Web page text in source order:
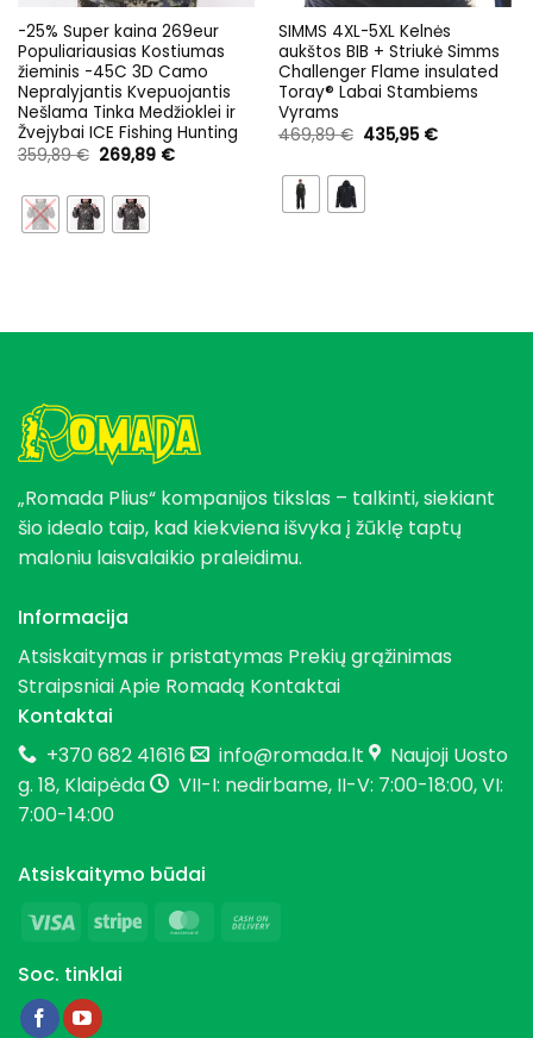
-25% Super kaina 269eur
Populiariausias Kostiumas
žieminis -45C 3D Camo
Nepralyjantis Kvepuojantis
Nešlama Tinka Medžioklei ir
Žvejybai ICE Fishing Hunting
359,89€ Original
price
359,89 €.
269,89 €Current
SIMMS 4XL-5XL Kelnės
aukštos BIB + Striukė Simms
Challenger Flame insulated
Toray® Labai Stambiems
Vyrams
469,89€ Original
price
469,89 €.
435,95 €Current
„Romada Plius“ kompanijos tikslas – talkinti, siekiant
šio idealo taip, kad kiekviena išvyka į žūklę taptų
maloniu laisvalaikio praleidimu.
Informacija
Atsiskaitymas ir pristatymas Prekių grąžinimas
StraipsniaiApie Romadą Kontaktai
Kontaktai
+370 682 41616
info@romada.lt
Naujoji Uosto
g. 18, Klaipėda
VII-I: nedirbame, II-V: 7:00-18:00, VI:
7:00-14:00
Atsiskaitymo būdai
Visa
Stripe MasterCard
Soc. tinklai